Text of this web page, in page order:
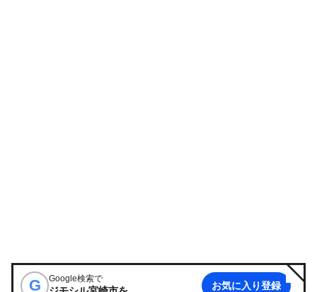
G Google検索で
お気に入り登録